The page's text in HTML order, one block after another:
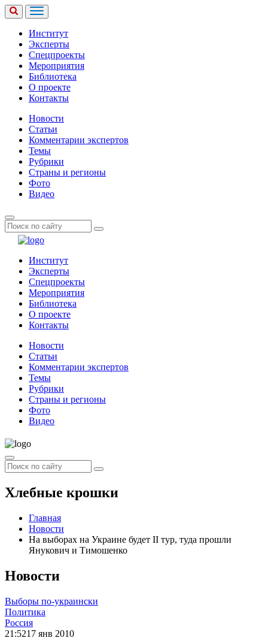
Институт
Эксперты
Спецпроекты
Мероприятия
Библиотека
О проекте
Контакты
Новости
Статьи
Комментарии экспертов
Темы
Рубрики
Страны и регионы
Фото
Видео
Институт
Эксперты
Спецпроекты
Мероприятия
Библиотека
О проекте
Контакты
Новости
Статьи
Комментарии экспертов
Темы
Рубрики
Страны и регионы
Фото
Видео
Хлебные крошки
Главная
Новости
На выборах на Украине будет II тур, туда прошли
Янукович и Тимошенко
Новости
Выборы по-украински
Политика
Россия
21:5217 янв 2010